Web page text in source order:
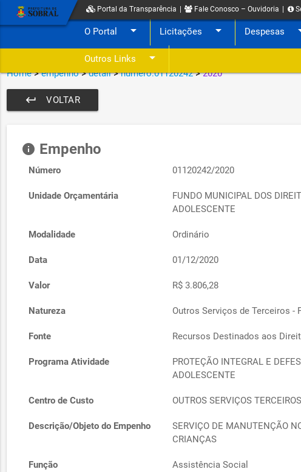
Portal da Transparência Fale Conosco – Ouvidoria
O Portal arrow_drop_down Licitações arrow_drop_down Despesas
Outros Links arrow_drop_down
Home>empenho>detail>numero:01120242>2020
VOLTAR
keyboard_return
info Empenho
Número 01120242/2020
Unidade Orçamentária
FUNDO MUNICIPAL DOS
ADOLESCENTE
Modalidade Ordinário
Data 01/12/2020
Valor R$ 3.806,28
Natureza Outros Serviços de Terceiros -
Fonte Recursos Destinados aos
Programa Atividade
PROTEÇÃO INTEGRAL E
ADOLESCENTE
Centro de Custo OUTROS SERVIÇOS
Descrição/Objeto do Empenho
SERVIÇO DE MANUTENÇÃO
CRIANÇAS
Função Assistência Social